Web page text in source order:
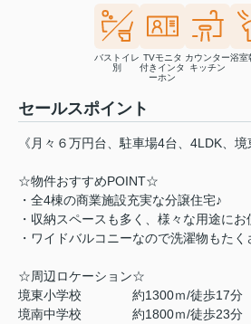
バストイレ
別
TVモニタ
付きインタ
ーホン
カウンター
キッチン
浴室
セールスポイント
《月々６万円台、駐車場4台、4LDK、境
☆物件おすすめPOINT☆
・全4棟の商業施設充実な分譲住宅♪
・収納スペースも多く、様々な用途に
・ワイドバルコニーなので洗濯物もたく
☆周辺ロケーション☆
境東小学校 約1300ｍ/徒歩17分
境南中学校 約1800ｍ/徒歩23分